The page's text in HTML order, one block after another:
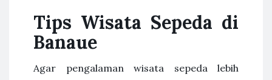
Tips Wisata Sepeda di
Banaue
Agar pengalaman wisata sepeda lebih